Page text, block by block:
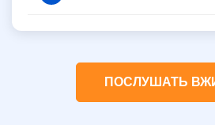
ПОСЛУШАТЬ